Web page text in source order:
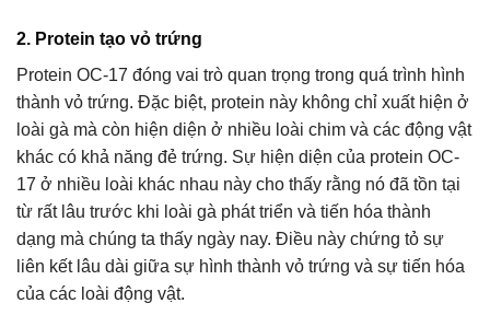
2. Protein tạo vỏ trứng
Protein OC-17 đóng vai trò quan trọng trong quá trình hình
thành vỏ trứng. Đặc biệt, protein này không chỉ xuất hiện ở
loài gà mà còn hiện diện ở nhiều loài chim và các động vật
khác có khả năng đẻ trứng. Sự hiện diện của protein OC-
17 ở nhiều loài khác nhau này cho thấy rằng nó đã tồn tại
từ rất lâu trước khi loài gà phát triển và tiến hóa thành
dạng mà chúng ta thấy ngày nay. Điều này chứng tỏ sự
liên kết lâu dài giữa sự hình thành vỏ trứng và sự tiến hóa
của các loài động vật.